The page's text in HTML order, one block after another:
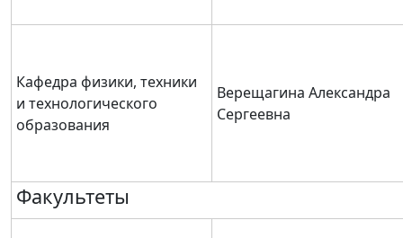
Кафедра физики, техники
и технологического
образования
Верещагина Александра
Сергеевна
Факультеты